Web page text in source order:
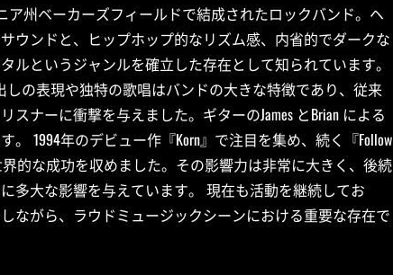
ア州ベーカーズフィールドで結成されたロックバンド。ヘ
ウンドと、ヒップホップ的なリズム感、内省的でダークな
ルというジャンルを確立した存在として知られています。
しの表現や独特の歌唱はバンドの大きな特徴であり、従来
ナーに衝撃を与えました。ギターのJames とBrian による
1994年のデビュー作『Korn』で注目を集め、続く『Follow
界的な成功を収めました。その影響力は非常に大きく、後続
多大な影響を与えています。 現在も活動を継続してお
ながら、ラウドミュージックシーンにおける重要な存在で